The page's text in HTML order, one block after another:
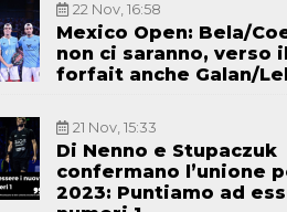
22 Nov, 16:58
Mexico Open: Bela/
non ci saranno, verso il
forfait anche Galan/
21 Nov, 15:33
Di Nenno e Stupaczuk
confermano l’unione
2023: Puntiamo ad